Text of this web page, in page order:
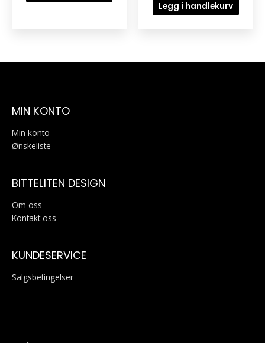
Legg i handlekurv
MIN KONTO
Min konto
Ønskeliste
BITTELITEN DESIGN
Om oss
Kontakt oss
KUNDESERVICE
Salgsbetingelser